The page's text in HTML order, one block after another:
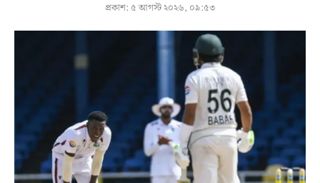
প্রকাশ: ৫ আগস্ট ২০২৬, ০৯:৫৩